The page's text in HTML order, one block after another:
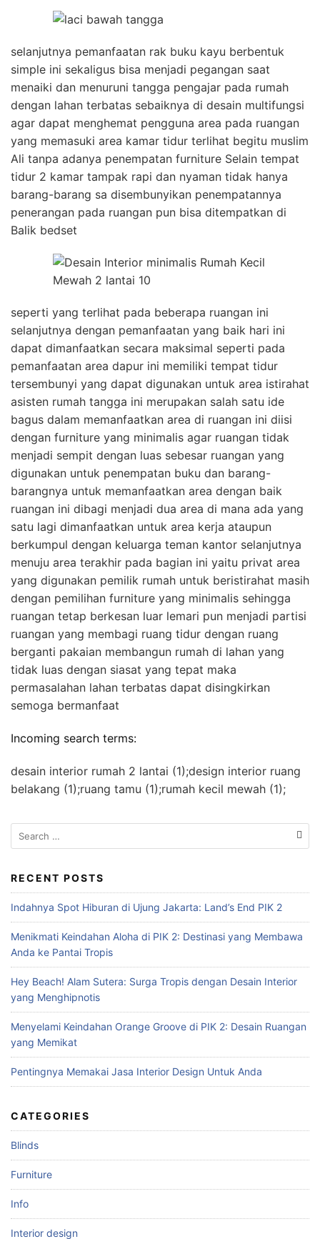
selanjutnya pemanfaatan rak buku kayu berbentuk
simple ini sekaligus bisa menjadi pegangan saat
menaiki dan menuruni tangga pengajar pada rumah
dengan lahan terbatas sebaiknya di desain multifungsi
agar dapat menghemat pengguna area pada ruangan
yang memasuki area kamar tidur terlihat begitu muslim
Ali tanpa adanya penempatan furniture Selain tempat
tidur 2 kamar tampak rapi dan nyaman tidak hanya
barang-barang sa disembunyikan penempatannya
penerangan pada ruangan pun bisa ditempatkan di
Balik bedset
seperti yang terlihat pada beberapa ruangan ini
selanjutnya dengan pemanfaatan yang baik hari ini
dapat dimanfaatkan secara maksimal seperti pada
pemanfaatan area dapur ini memiliki tempat tidur
tersembunyi yang dapat digunakan untuk area istirahat
asisten rumah tangga ini merupakan salah satu ide
bagus dalam memanfaatkan area di ruangan ini diisi
dengan furniture yang minimalis agar ruangan tidak
menjadi sempit dengan luas sebesar ruangan yang
digunakan untuk penempatan buku dan barang-
barangnya untuk memanfaatkan area dengan baik
ruangan ini dibagi menjadi dua area di mana ada yang
satu lagi dimanfaatkan untuk area kerja ataupun
berkumpul dengan keluarga teman kantor selanjutnya
menuju area terakhir pada bagian ini yaitu privat area
yang digunakan pemilik rumah untuk beristirahat masih
dengan pemilihan furniture yang minimalis sehingga
ruangan tetap berkesan luar lemari pun menjadi partisi
ruangan yang membagi ruang tidur dengan ruang
berganti pakaian membangun rumah di lahan yang
tidak luas dengan siasat yang tepat maka
permasalahan lahan terbatas dapat disingkirkan
semoga bermanfaat
Incoming search terms:
desain interior rumah 2 lantai (1);design interior ruang
belakang (1);ruang tamu (1);rumah kecil mewah (1);
e
r
c
h
f
o
r
RECENT POSTS
Indahnya Spot Hiburan di Ujung Jakarta: Land’s End PIK 2
Menikmati Keindahan Aloha di PIK 2: Destinasi yang Membawa
Anda ke Pantai Tropis
Hey Beach! Alam Sutera: Surga Tropis dengan Desain Interior
yang Menghipnotis
Menyelami Keindahan Orange Groove di PIK 2: Desain Ruangan
yang Memikat
Pentingnya Memakai Jasa Interior Design Untuk Anda
CATEGORIES
Blinds
Furniture
Info
Interior design